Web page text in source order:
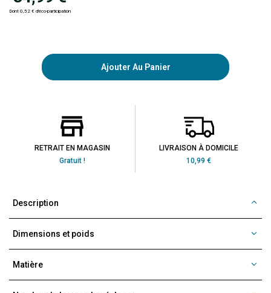
Dont 0,52 € d'éco-participation
Ajouter Au Panier
RETRAIT EN MAGASIN
Gratuit !
LIVRAISON À DOMICILE
10,99 €
Description
Dimensions et poids
Matière